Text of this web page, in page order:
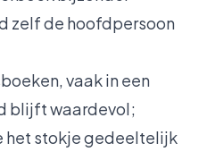
zelf de hoofdpersoon
vaak in een
blijft waardevol;
het stokje gedeeltelijk